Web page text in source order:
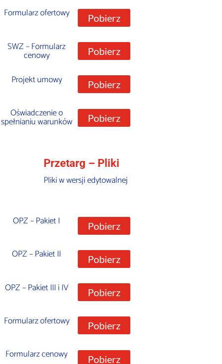
Formularz ofertowy Pobierz
SWZ – Formularz
cenowy Pobierz
Projekt umowy Pobierz
Oświadczenie o
spełnianiu warunków Pobierz
Przetarg – Pliki
Pliki w wersji edytowalnej
OPZ – Pakiet I Pobierz
OPZ – Pakiet II Pobierz
OPZ – Pakiet III i IV Pobierz
Formularz ofertowy Pobierz
Formularz cenowy Pobierz